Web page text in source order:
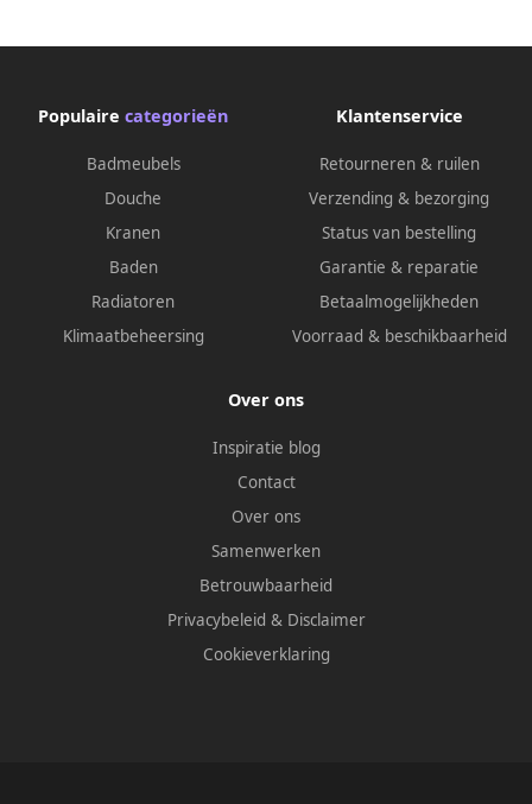
Populaire categorieën
Badmeubels
Douche
Kranen
Baden
Radiatoren
Klimaatbeheersing
Klantenservice
Retourneren & ruilen
Verzending & bezorging
Status van bestelling
Garantie & reparatie
Betaalmogelijkheden
Voorraad & beschikbaarheid
Over ons
Inspiratie blog
Contact
Over ons
Samenwerken
Betrouwbaarheid
Privacybeleid & Disclaimer
Cookieverklaring